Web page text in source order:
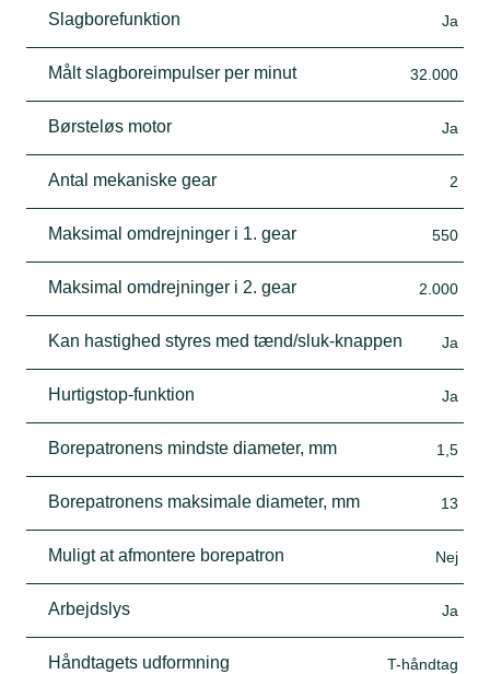
Slagborefunktion Ja
Målt slagboreimpulser per minut 32.000
Børsteløs motor Ja
Antal mekaniske gear 2
Maksimal omdrejninger i 1. gear 550
Maksimal omdrejninger i 2. gear 2.000
Kan hastighed styres med tænd/sluk-knappen Ja
Hurtigstop-funktion Ja
Borepatronens mindste diameter, mm 1,5
Borepatronens maksimale diameter, mm 13
Muligt at afmontere borepatron Nej
Arbejdslys Ja
Håndtagets udformning T-håndtag